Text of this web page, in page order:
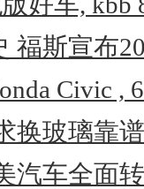
福斯宣布
Civic ,
换玻璃靠
汽车全面